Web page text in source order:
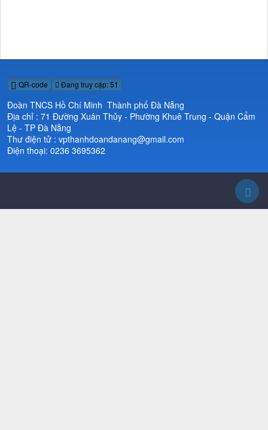
QR-code Đang truy cập: 51
Đoàn TNCS Hồ Chí Minh Thành phố Đà Nẵng
Địa chỉ : 71 Đường Xuân Thủy - Phường Khuê Trung - Quận Cẩm
Lệ - TP Đà Nẵng
Thư điện tử : vpthanhdoandanang@gmail.com
Điện thoại: 0236 3695362